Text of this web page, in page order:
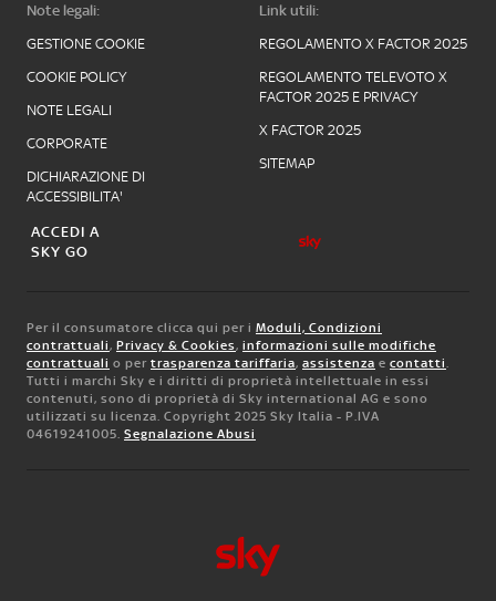
Note legali:
GESTIONE COOKIE
COOKIE POLICY
NOTE LEGALI
CORPORATE
DICHIARAZIONE DI
ACCESSIBILITA'
Link utili:
REGOLAMENTO X FACTOR 2025
REGOLAMENTO TELEVOTO X
FACTOR 2025 E PRIVACY
X FACTOR 2025
SITEMAP
ACCEDI A
SKY GO
Per il consumatore clicca qui per i Moduli, Condizioni
contrattuali, Privacy & Cookies, informazioni sulle modifiche
contrattuali o per trasparenza tariffaria, assistenza e contatti.
Tutti i marchi Sky e i diritti di proprietà intellettuale in essi
contenuti, sono di proprietà di Sky international AG e sono
utilizzati su licenza. Copyright 2025 Sky Italia - P.IVA
04619241005. Segnalazione Abusi